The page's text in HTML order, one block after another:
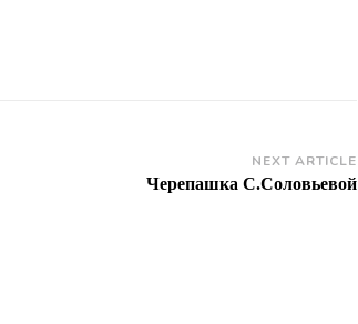
NEXT ARTICLE
Черепашка С.Соловьевой